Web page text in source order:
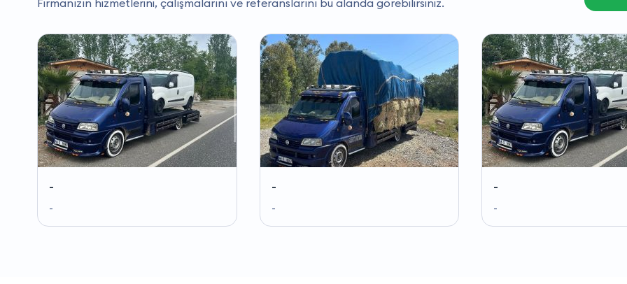
Firmanızın hizmetlerini, çalışmalarını ve referanslarını bu alanda görebilirsiniz.
-
-
-
-
-
-